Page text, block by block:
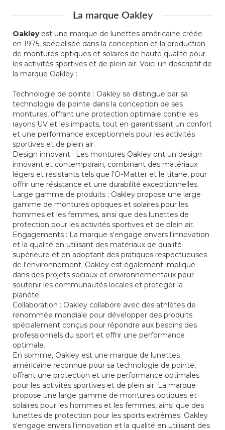
La marque Oakley
Oakleyest une marque de lunettes américaine créée
en 1975, spécialisée dans la conception et la production
de montures optiques et solaires de haute qualité pour
les activités sportives et de plein air. Voici un descriptif de
la marque Oakley :
Technologie de pointe : Oakley se distingue par sa
technologie de pointe dans la conception de ses
montures, offrant une protection optimale contre les
rayons UV et les impacts, tout en garantissant un confort
et une performance exceptionnels pour les activités
sportives et de plein air.
Design innovant : Les montures Oakley ont un design
innovant et contemporain, combinant des matériaux
légers et résistants tels que l'O-Matter et le titane, pour
offrir une résistance et une durabilité exceptionnelles.
Large gamme de produits : Oakley propose une large
gamme de montures optiques et solaires pour les
hommes et les femmes, ainsi que des lunettes de
protection pour les activités sportives et de plein air.
Engagements : La marque s'engage envers l'innovation
et la qualité en utilisant des matériaux de qualité
supérieure et en adoptant des pratiques respectueuses
de l'environnement. Oakley est également impliqué
dans des projets sociaux et environnementaux pour
soutenir les communautés locales et protéger la
planète.
Collaboration : Oakley collabore avec des athlètes de
renommée mondiale pour développer des produits
spécialement conçus pour répondre aux besoins des
professionnels du sport et offrir une performance
optimale.
En somme, Oakley est une marque de lunettes
américaine reconnue pour sa technologie de pointe,
offrant une protection et une performance optimales
pour les activités sportives et de plein air. La marque
propose une large gamme de montures optiques et
solaires pour les hommes et les femmes, ainsi que des
lunettes de protection pour les sports extrêmes. Oakley
s'engage envers l'innovation et la qualité en utilisant des